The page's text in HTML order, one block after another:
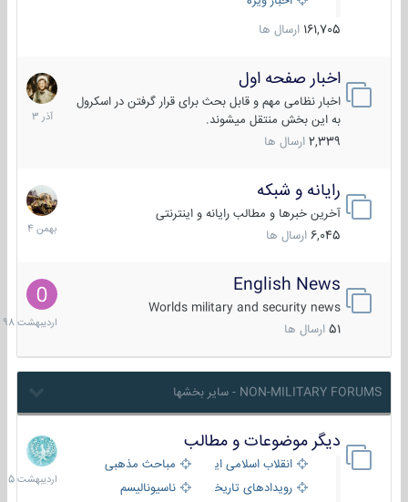
161,705 ارسال ها
اخبار صفحه اول
اخبار نظامی مهم و قابل بحث برای قرار گرفتن در اسکرول
به این بخش منتقل میشوند.
2,339 ارسال ها
7
آذر
1403
رایانه و شبکه
آخرین خبرها و مطالب رایانه و اینترنتی
6,045 ارسال ها
30
بهمن
1404
English News
Worlds military and security news
51 ارسال ها
10
1398
NON-MILITARY FORUMS - سایر بخشها
دیگر موضوعات و مطالب
انقلاب اسلامی ایران
مباحث مذهبی
رویدادهای تاریخی و مذهبیناسیونالیسم
8
1405